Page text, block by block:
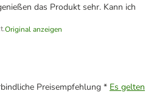
das Produkt sehr. Kann ich
Original anzeigen
Preisempfehlung * Es gelten